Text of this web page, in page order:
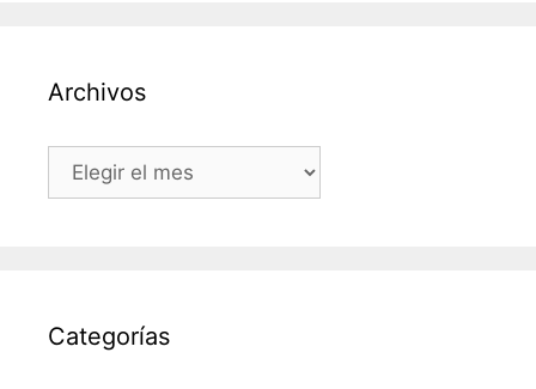
Archivos
Archivos
Categorías